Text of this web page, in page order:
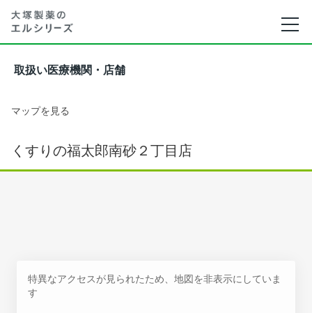
取扱い医療機関・店舗
マップを見る
くすりの福太郎南砂２丁目店
特異なアクセスが見られたため、地図を非表示にしていま
す